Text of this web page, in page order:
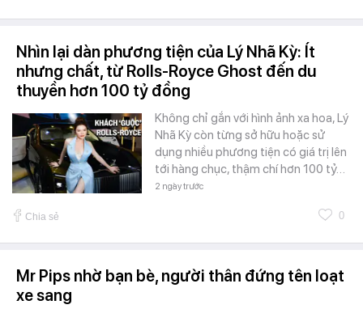
Nhìn lại dàn phương tiện của Lý Nhã Kỳ: Ít
nhưng chất, từ Rolls-Royce Ghost đến du
thuyền hơn 100 tỷ đồng
Không chỉ gắn với hình ảnh xa hoa, Lý
Nhã Kỳ còn từng sở hữu hoặc sử
dụng nhiều phương tiện có giá trị lên
tới hàng chục, thậm chí hơn 100 tỷ…
2 ngày trước
Chia sẻ 0
Mr Pips nhờ bạn bè, người thân đứng tên loạt
xe sang